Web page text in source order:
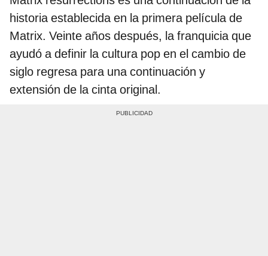
historia establecida en la primera película de
Matrix. Veinte años después, la franquicia que
ayudó a definir la cultura pop en el cambio de
siglo regresa para una continuación y
extensión de la cinta original.